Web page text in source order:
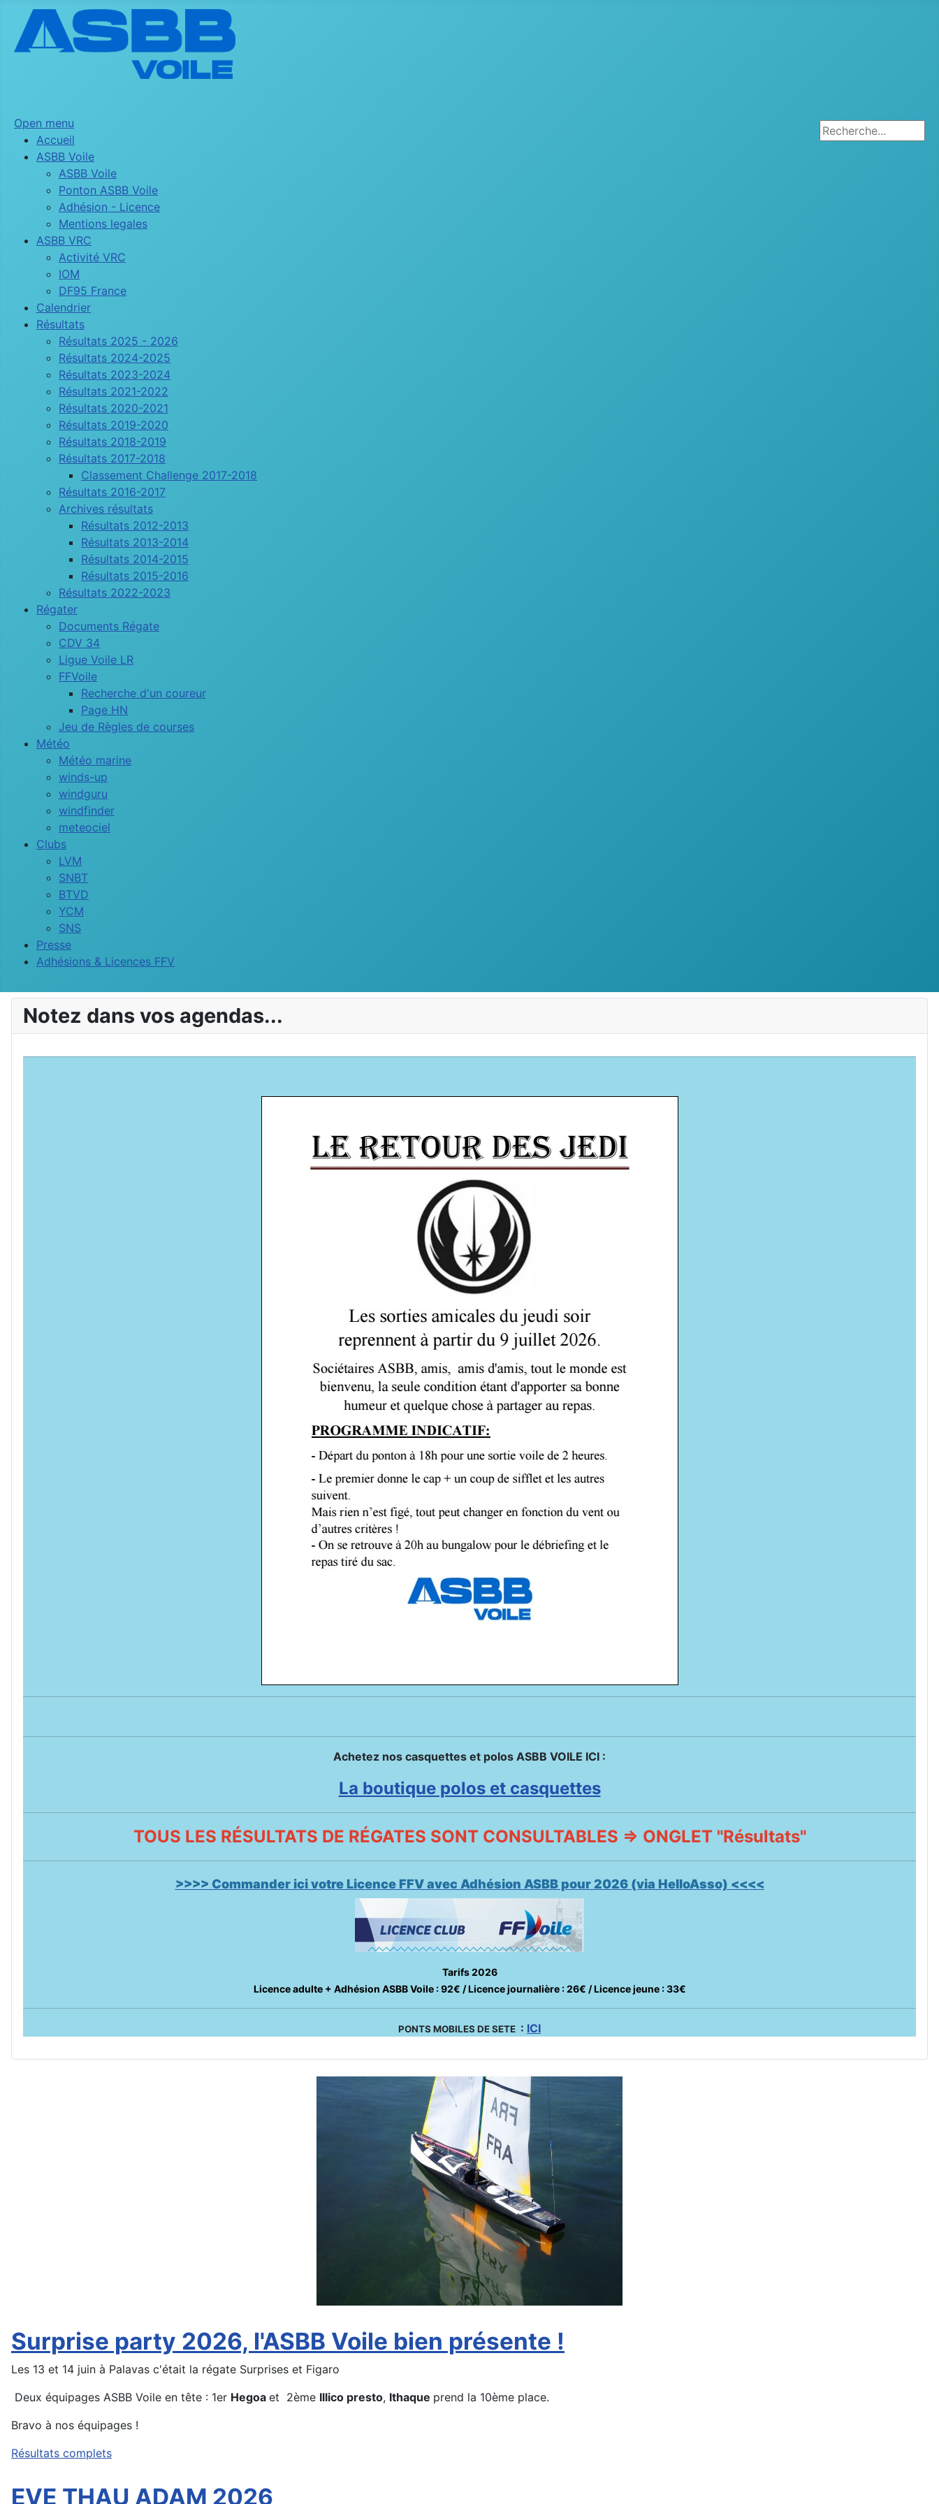
Open menu
Accueil
ASBB Voile
ASBB Voile
Ponton ASBB Voile
Adhésion - Licence
Mentions legales
ASBB VRC
Activité VRC
IOM
DF95 France
Calendrier
Résultats
Résultats 2025 - 2026
Résultats 2024-2025
Résultats 2023-2024
Résultats 2021-2022
Résultats 2020-2021
Résultats 2019-2020
Résultats 2018-2019
Résultats 2017-2018
Classement Challenge 2017-2018
Résultats 2016-2017
Archives résultats
Résultats 2012-2013
Résultats 2013-2014
Résultats 2014-2015
Résultats 2015-2016
Résultats 2022-2023
Régater
Documents Régate
CDV 34
Ligue Voile LR
FFVoile
Recherche d'un coureur
Page HN
Jeu de Règles de courses
Météo
Météo marine
winds-up
windguru
windfinder
meteociel
Clubs
LVM
SNBT
BTVD
YCM
SNS
Presse
Adhésions & Licences FFV
Rechercher
Notez dans vos agendas...
Achetez nos casquettes et polos ASBB VOILE ICI :
La boutique polos et casquettes
TOUS LES RÉSULTATS DE RÉGATES SONT CONSULTABLES => ONGLET "Résultats"
>>>> Commander ici votre Licence FFV avec Adhésion ASBB pour 2026 (via HelloAsso) <<<<
Tarifs 2026
Licence adulte + Adhésion ASBB Voile : 92€ / Licence journalière : 26€ / Licence jeune : 33€
PONTS MOBILES DE SETE : ICI
Surprise party 2026, l'ASBB Voile bien présente !
Les 13 et 14 juin à Palavas c'était la régate Surprises et Figaro
Deux équipages ASBB Voile en tête : 1er Hegoa et 2ème Illico presto, Ithaque prend la 10ème place.
Bravo à nos équipages !
Résultats complets
EVE THAU ADAM 2026